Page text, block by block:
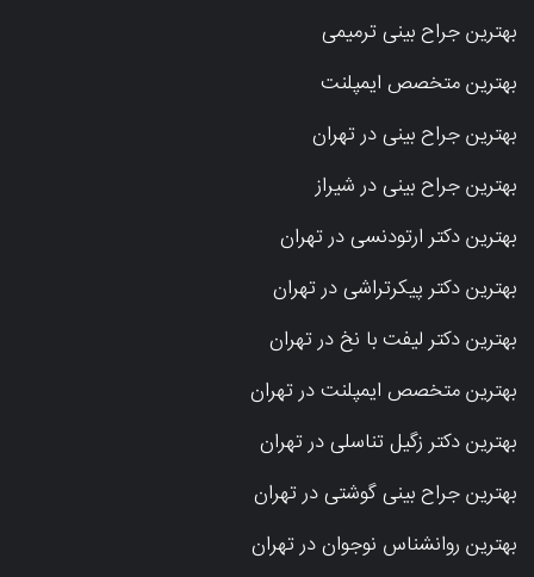
بهترین جراح بینی ترمیمی
بهترین متخصص ایمپلنت
بهترین جراح بینی در تهران
بهترین جراح بینی در شیراز
بهترین دکتر ارتودنسی در تهران
بهترین دکتر پیکرتراشی در تهران
بهترین دکتر لیفت با نخ در تهران
بهترین متخصص ایمپلنت در تهران
بهترین دکتر زگیل تناسلی در تهران
بهترین جراح بینی گوشتی در تهران
بهترین روانشناس نوجوان در تهران